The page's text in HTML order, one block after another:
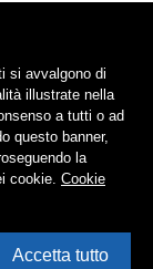
si avvalgono di
illustrate nella
a tutti o ad
questo banner,
la
cookie. Cookie
Accetta tutto